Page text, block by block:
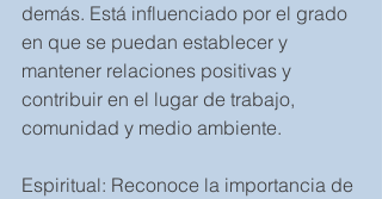
demás. Está influenciado por el grado
en que se puedan establecer y
mantener relaciones positivas y
contribuir en el lugar de trabajo,
comunidad y medio ambiente.
Espiritual: Reconoce la importancia de